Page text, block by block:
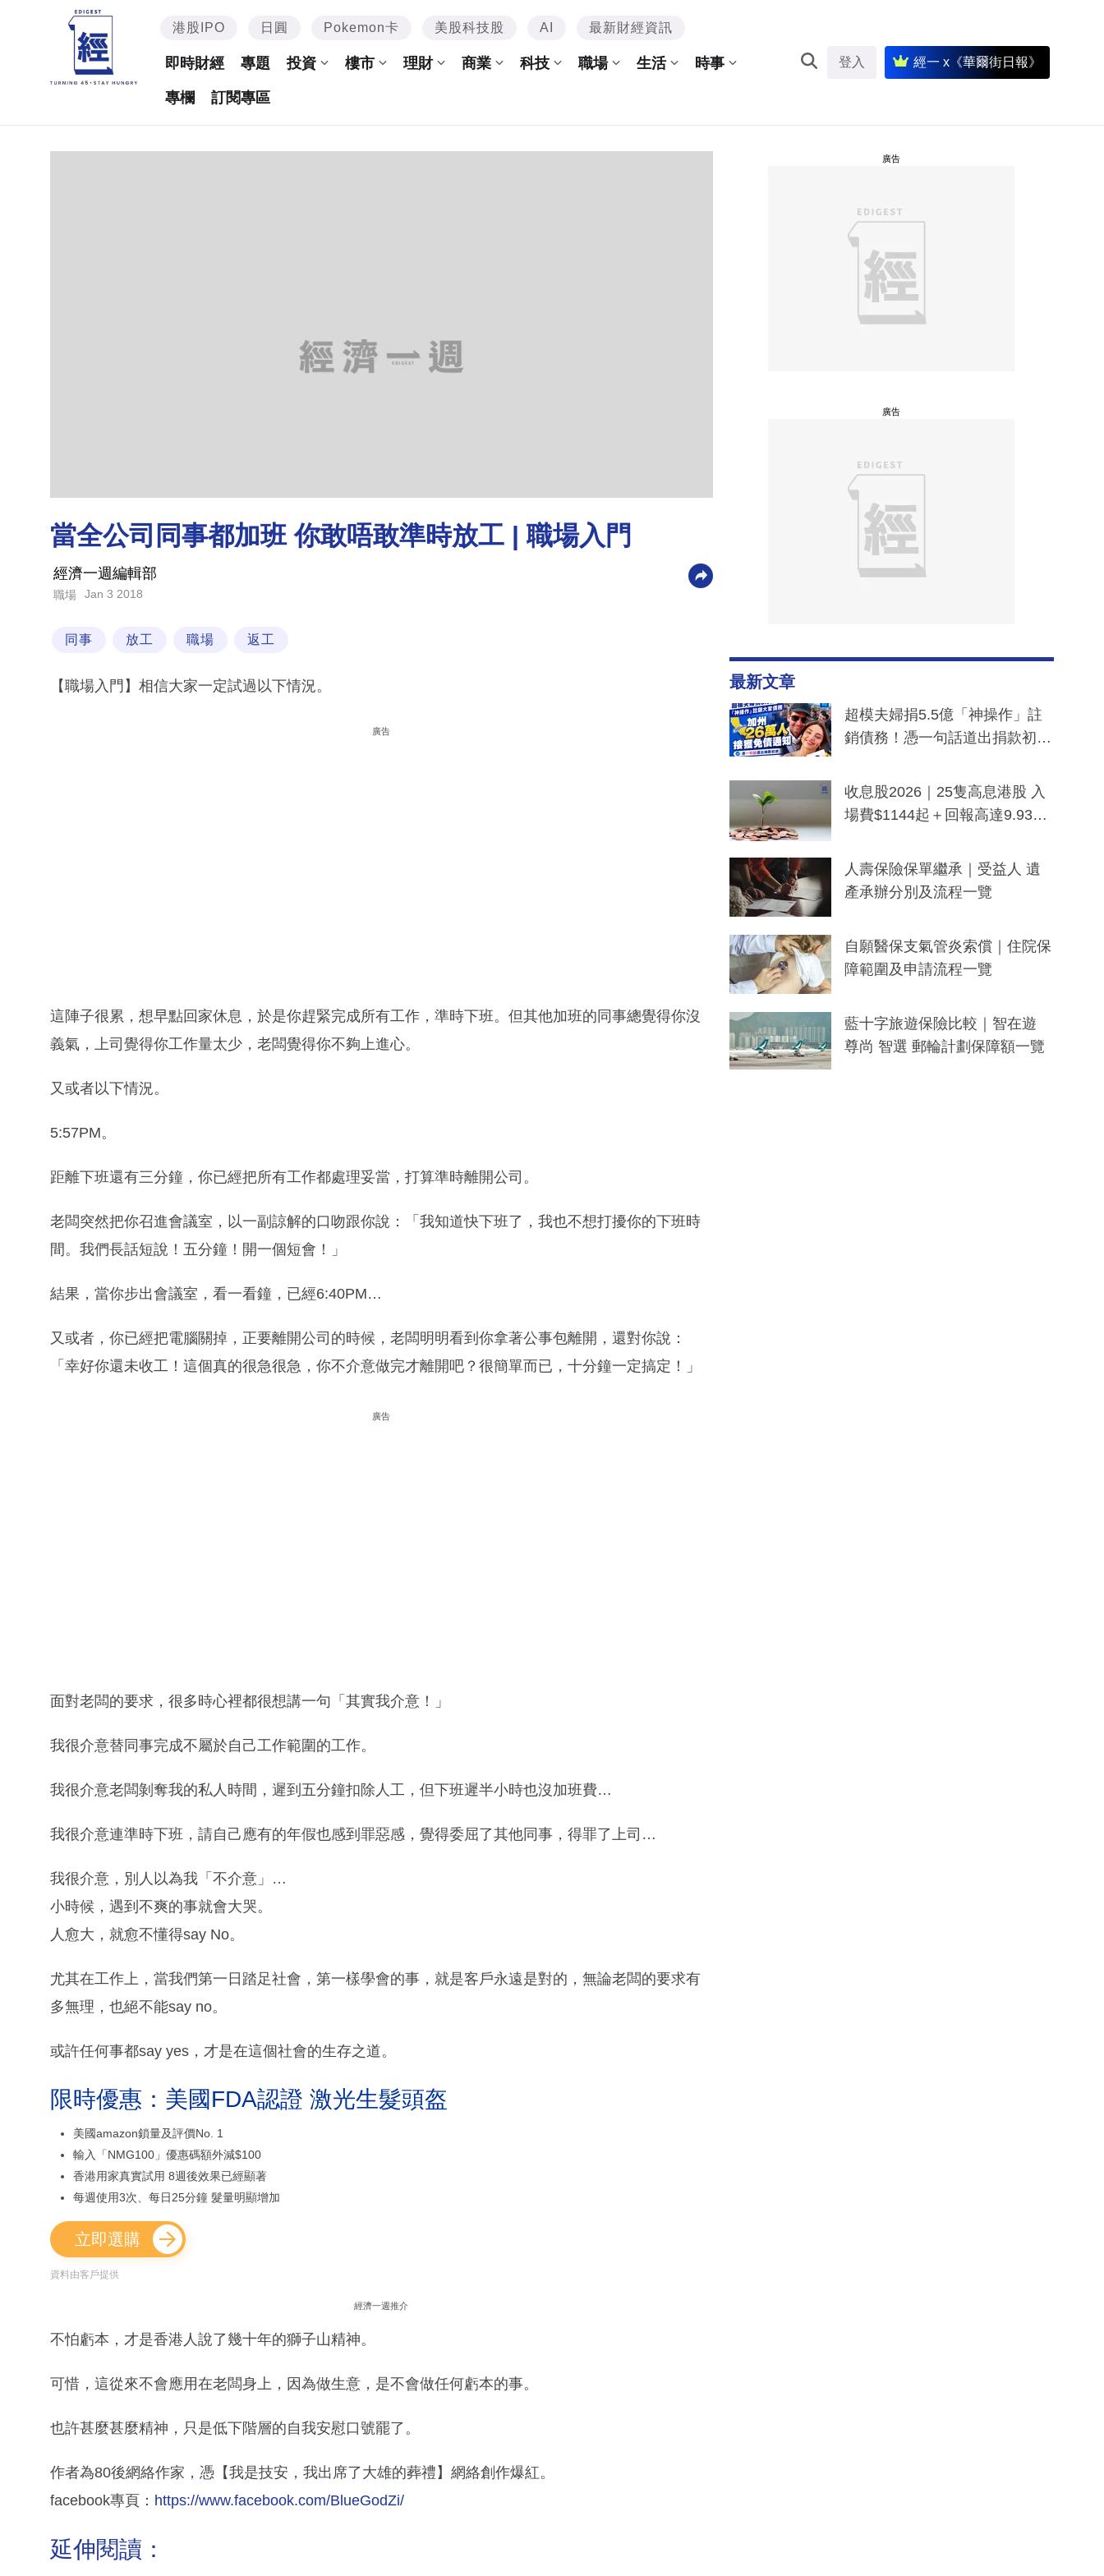
港股IPO 日圓 Pokemon卡 美股科技股 AI 最新財經資訊
即時財經 專題 投資 樓市 理財 商業 科技 職場 生活 時事
專欄 訂閱專區
登入 經一 x《華爾街日報》
當全公司同事都加班 你敢唔敢準時放工 | 職場入門
經濟一週編輯部
職場 Jan 3 2018
同事 放工 職場 返工
【職場入門】相信大家一定試過以下情況。
廣告
這陣子很累，想早點回家休息，於是你趕緊完成所有工作，準時下班。但其他加班的同事總覺得你沒
義氣，上司覺得你工作量太少，老闆覺得你不夠上進心。
又或者以下情況。
5:57PM。
距離下班還有三分鐘，你已經把所有工作都處理妥當，打算準時離開公司。
老闆突然把你召進會議室，以一副諒解的口吻跟你說：「我知道快下班了，我也不想打擾你的下班時
間。我們長話短說！五分鐘！開一個短會！」
結果，當你步出會議室，看一看鐘，已經6:40PM…
又或者，你已經把電腦關掉，正要離開公司的時候，老闆明明看到你拿著公事包離開，還對你說：
「幸好你還未收工！這個真的很急很急，你不介意做完才離開吧？很簡單而已，十分鐘一定搞定！」
廣告
面對老闆的要求，很多時心裡都很想講一句「其實我介意！」
我很介意替同事完成不屬於自己工作範圍的工作。
我很介意老闆剝奪我的私人時間，遲到五分鐘扣除人工，但下班遲半小時也沒加班費…
我很介意連準時下班，請自己應有的年假也感到罪惡感，覺得委屈了其他同事，得罪了上司…
我很介意，別人以為我「不介意」…
小時候，遇到不爽的事就會大哭。
人愈大，就愈不懂得say No。
尤其在工作上，當我們第一日踏足社會，第一樣學會的事，就是客戶永遠是對的，無論老闆的要求有
多無理，也絕不能say no。
或許任何事都say yes，才是在這個社會的生存之道。
限時優惠：美國FDA認證 激光生髮頭盔
美國amazon鎖量及評價No. 1
輸入「NMG100」優惠碼額外減$100
香港用家真實試用 8週後效果已經顯著
每週使用3次、每日25分鐘 髮量明顯增加
立即選購
資料由客戶提供
經濟一週推介
不怕虧本，才是香港人說了幾十年的獅子山精神。
可惜，這從來不會應用在老闆身上，因為做生意，是不會做任何虧本的事。
也許甚麼甚麼精神，只是低下階層的自我安慰口號罷了。
作者為80後網絡作家，憑【我是技安，我出席了大雄的葬禮】網絡創作爆紅。
facebook專頁： https://www.facebook.com/BlueGodZi/
延伸閱讀：
廣告
廣告
最新文章
超模夫婦捐5.5億「神操作」註
銷債務！憑一句話道出捐款初
一度被誤當詐騙手段
收息股2026｜25隻高息港股 入
場費$1144起＋回報高達9.93
人壽保險保單繼承｜受益人 遺
產承辦分別及流程一覽
自願醫保支氣管炎索償｜住院保
障範圍及申請流程一覽
藍十字旅遊保險比較｜智在遊
尊尚 智選 郵輪計劃保障額一覽